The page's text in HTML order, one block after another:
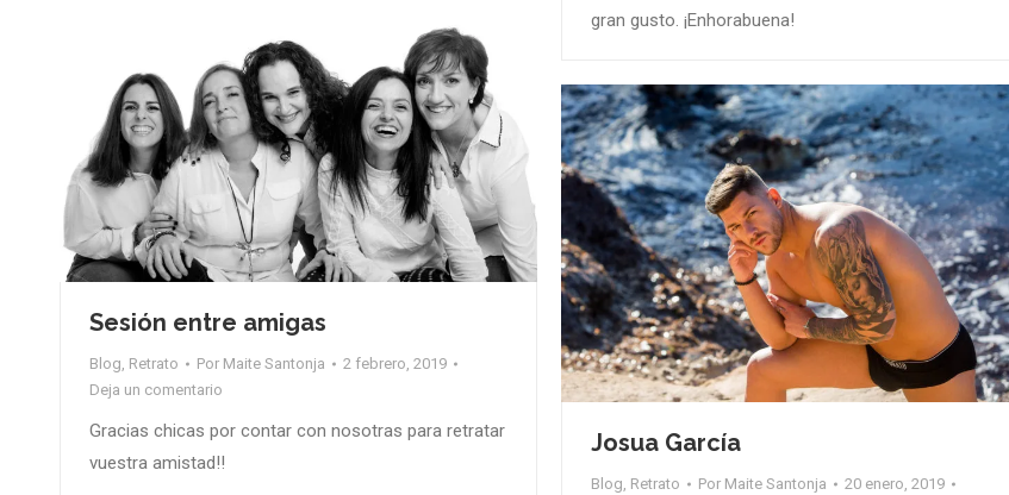
gran gusto. ¡Enhorabuena!
Sesión entre amigas
Blog, Retrato Por Maite Santonja
2 febrero, 2019
Deja un comentario
Gracias chicas por contar con nosotras para retratar
vuestra amistad!!
Josua García
Blog, Retrato Por Maite Santonja
20 enero, 2019